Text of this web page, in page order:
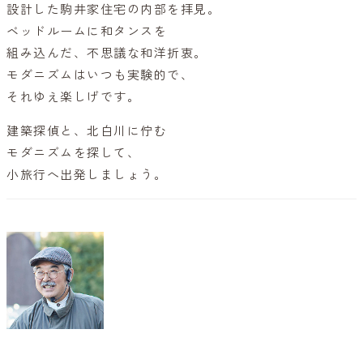
設計した駒井家住宅の内部を拝見。
ベッドルームに和タンスを
組み込んだ、不思議な和洋折衷。
モダニズムはいつも実験的で、
それゆえ楽しげです。
建築探偵と、北白川に佇む
モダニズムを探して、
小旅行へ出発しましょう。